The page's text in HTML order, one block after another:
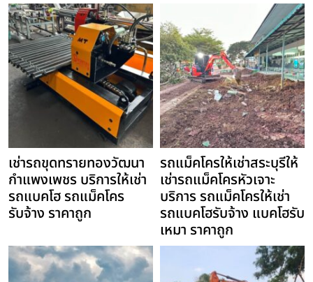
เช่ารถขุดทรายทองวัฒนา
กำแพงเพชร บริการให้เช่า
รถแบคโฮ รถแม็คโคร
รับจ้าง ราคาถูก
รถแม็คโครให้เช่าสระบุรีให้
เช่ารถแม็คโครหัวเจาะ
บริการ รถแม็คโครให้เช่า
รถแบคโฮรับจ้าง แบคโฮรับ
เหมา ราคาถูก